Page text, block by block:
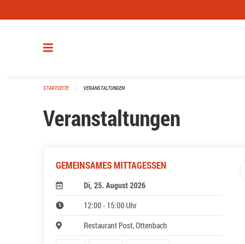
STARTSEITE VERANSTALTUNGEN
Veranstaltungen
GEMEINSAMES MITTAGESSEN
Di, 25. August 2026
12:00 - 15:00 Uhr
Restaurant Post, Ottenbach